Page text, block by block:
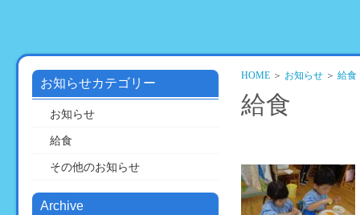
HOME ＞ お知らせ ＞ 給食
給食
お知らせカテゴリー
お知らせ
給食
その他のお知らせ
Archive